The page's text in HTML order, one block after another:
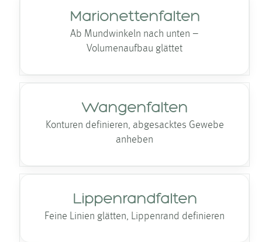
Marionettenfalten
Ab Mundwinkeln nach unten –
Volumenaufbau glättet
Wangenfalten
Konturen definieren, abgesacktes Gewebe
anheben
Lippenrandfalten
Feine Linien glätten, Lippenrand definieren